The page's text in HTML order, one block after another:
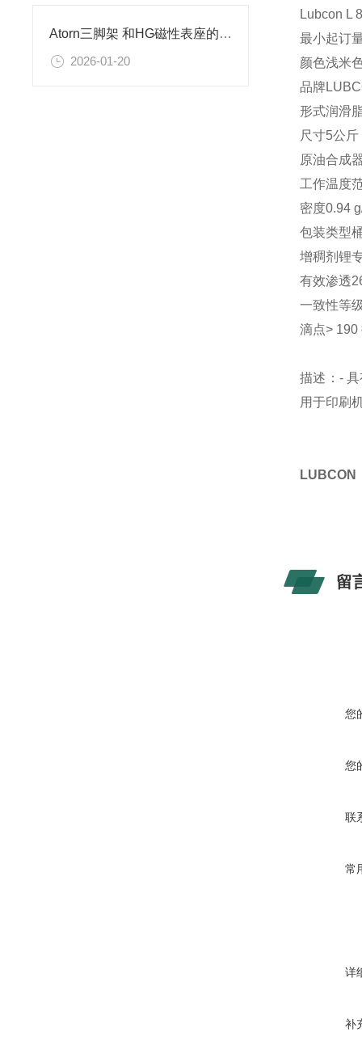
Atorn三脚架 和HG磁性表座的区别
2026-01-20
Lubcon L
最小起订
颜色浅米
品牌
形式润滑
尺寸5公斤
原油合成
工作温度
密度0.94
包装类型
增稠剂锂
有效渗透
一致性等
滴点> 190
描述：-
用于印刷
LUBCON
留
您
您
联
常
详
补